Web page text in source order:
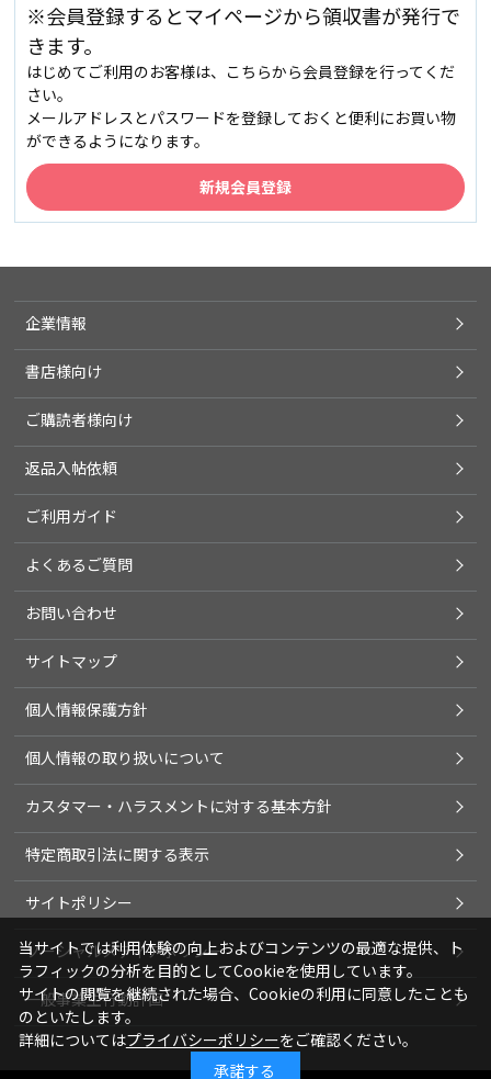
※会員登録するとマイページから領収書が発行で
きます。
はじめてご利用のお客様は、こちらから会員登録を行ってくだ
さい。
メールアドレスとパスワードを登録しておくと便利にお買い物
ができるようになります。
企業情報
書店様向け
ご購読者様向け
返品入帖依頼
ご利用ガイド
よくあるご質問
お問い合わせ
サイトマップ
個人情報保護方針
個人情報の取り扱いについて
カスタマー・ハラスメントに対する基本方針
特定商取引法に関する表示
サイトポリシー
ソーシャルメディアポリシー
一般事業主行動計画
当サイトでは利用体験の向上およびコンテンツの最適な提供、ト
ラフィックの分析を目的としてCookieを使用しています。
サイトの閲覧を継続された場合、Cookieの利用に同意したことも
のといたします。
詳細についてはプライバシーポリシーをご確認ください。
承諾する